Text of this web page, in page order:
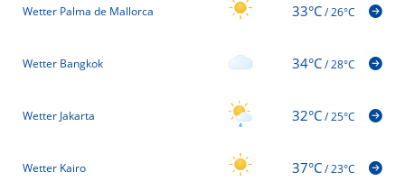
Wetter Palma de Mallorca 33°C/26°C
Wetter Bangkok 34°C/28°C
Wetter Jakarta 32°C/25°C
Wetter Kairo 37°C/23°C